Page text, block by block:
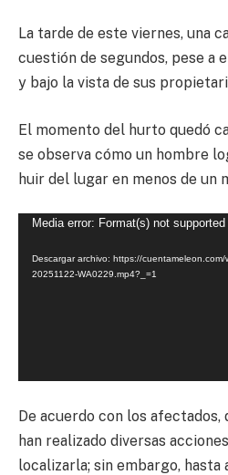
La tarde de este viernes, una
cuestión de segundos, pese a
y bajo la vista de sus
El momento del hurto quedó
se observa cómo un hombre
huir del lugar en menos de un
Reproductor
vídeo
Media error: Format(s) not
Descargar archivo: https://
20251122-WA0229.mp4?_=1
De acuerdo con los afectados,
han realizado diversas
localizarla; sin embargo, hasta